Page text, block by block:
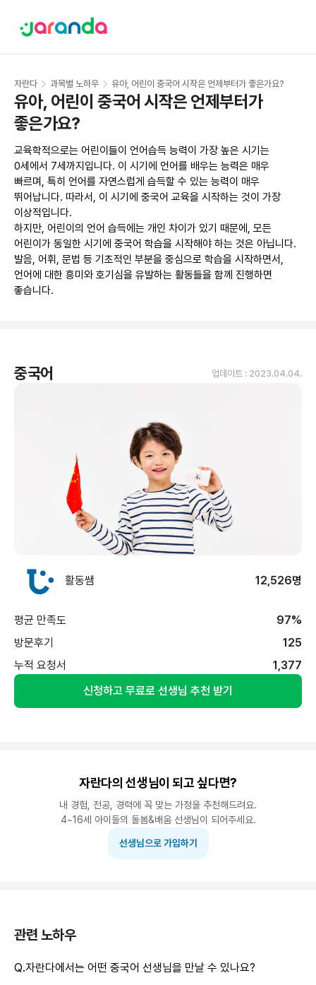
자란다 과목별 노하우 유아, 어린이 중국어 시작은 언제부터가 좋은가요?
유아, 어린이 중국어 시작은 언제부터가
좋은가요?
교육학적으로는 어린이들이 언어습득 능력이 가장 높은 시기는
0세에서 7세까지입니다. 이 시기에 언어를 배우는 능력은 매우
빠르며, 특히 언어를 자연스럽게 습득할 수 있는 능력이 매우
뛰어납니다. 따라서, 이 시기에 중국어 교육을 시작하는 것이 가장
이상적입니다.
하지만, 어린이의 언어 습득에는 개인 차이가 있기 때문에, 모든
어린이가 동일한 시기에 중국어 학습을 시작해야 하는 것은 아닙니다.
발음, 어휘, 문법 등 기초적인 부분을 중심으로 학습을 시작하면서,
언어에 대한 흥미와 호기심을 유발하는 활동들을 함께 진행하면
좋습니다.
중국어 업데이트 : 2023.04.04.
활동쌤 12,526명
평균 만족도
97%
방문후기
125
누적 요청서
1,377
신청하고 무료로 선생님 추천 받기
자란다의 선생님이 되고 싶다면?
내 경험, 전공, 경력에 꼭 맞는 가정을 추천해드려요.
4~16세 아이들의 돌봄&배움 선생님이 되어주세요.
선생님으로 가입하기
관련 노하우
Q.자란다에서는 어떤 중국어 선생님을 만날 수 있나요?